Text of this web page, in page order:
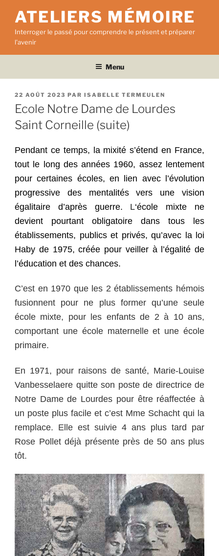
contenu
principal
ATELIERS MÉMOIRE
Interroger le passé pour comprendre le présent et préparer
l'avenir
Menu
PUBLIÉ
LE
22 AOÛT 2023 PAR ISABELLE TERMEULEN
Ecole Notre Dame de Lourdes
Saint Corneille (suite)
Pendant ce temps, la mixité s’étend en France,
tout le long des années 1960, assez lentement
pour certaines écoles, en lien avec l’évolution
progressive des mentalités vers une vision
égalitaire d’après guerre. L‘école mixte ne
devient pourtant obligatoire dans tous les
établissements, publics et privés, qu’avec la loi
Haby de 1975, créée pour veiller à l’égalité de
l’éducation et des chances.
C’est en 1970 que les 2 établissements hémois
fusionnent pour ne plus former qu’une seule
école mixte, pour les enfants de 2 à 10 ans,
comportant une école maternelle et une école
primaire.
En 1971, pour raisons de santé, Marie-Louise
Vanbesselaere quitte son poste de directrice de
Notre Dame de Lourdes pour être réaffectée à
un poste plus facile et c’est Mme Schacht qui la
remplace. Elle est suivie 4 ans plus tard par
Rose Pollet déjà présente près de 50 ans plus
tôt.